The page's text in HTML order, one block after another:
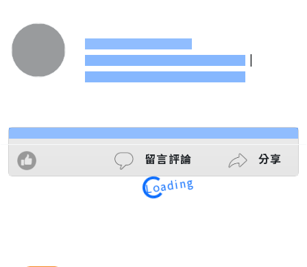
|
留言評論 分享
Loading